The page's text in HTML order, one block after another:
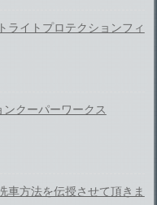
ライトプロテクションフィ
ンクーパーワークス
車方法を伝授させて頂きま